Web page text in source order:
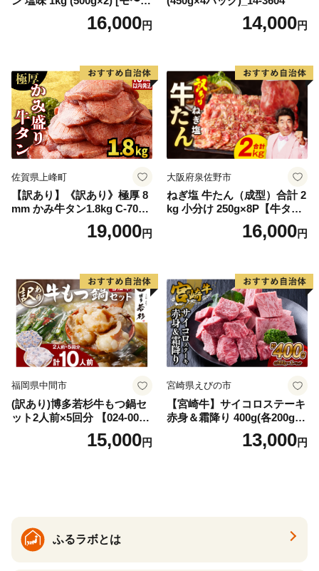
ンド 宮城県 気仙沼市 205646
60] 肉 牛肉 精肉 牛たん 牛タ
厚切り タン
16,000円 14,000円
佐賀県上峰町
【訳あり】《訳あり》極厚 8
mm かみ牛タン1.8kg C-709-
19,000円
大阪府泉佐野市
ねぎ塩 牛たん（成型）合計 2
kg 小分け 250g×8P【牛タン
牛肉 焼肉用 薄切り 訳あり サ
16,000円
福岡県中間市
(訳あり)博多若杉牛もつ鍋セ
ット2人前×5回分 【024-002
15,000円
宮崎県えびの市
【宮崎牛】サイコロステーキ
赤身＆霜降り 400g(各200g×
１P 計2P) 真空パック 冷凍
13,000円
ふるラボとは